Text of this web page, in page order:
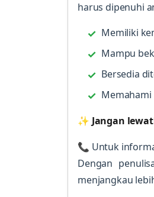
harus dipenuhi
Memiliki
Mampu
Bersedia
✨ Jangan
📞 Untuk
Dengan
menjangkau